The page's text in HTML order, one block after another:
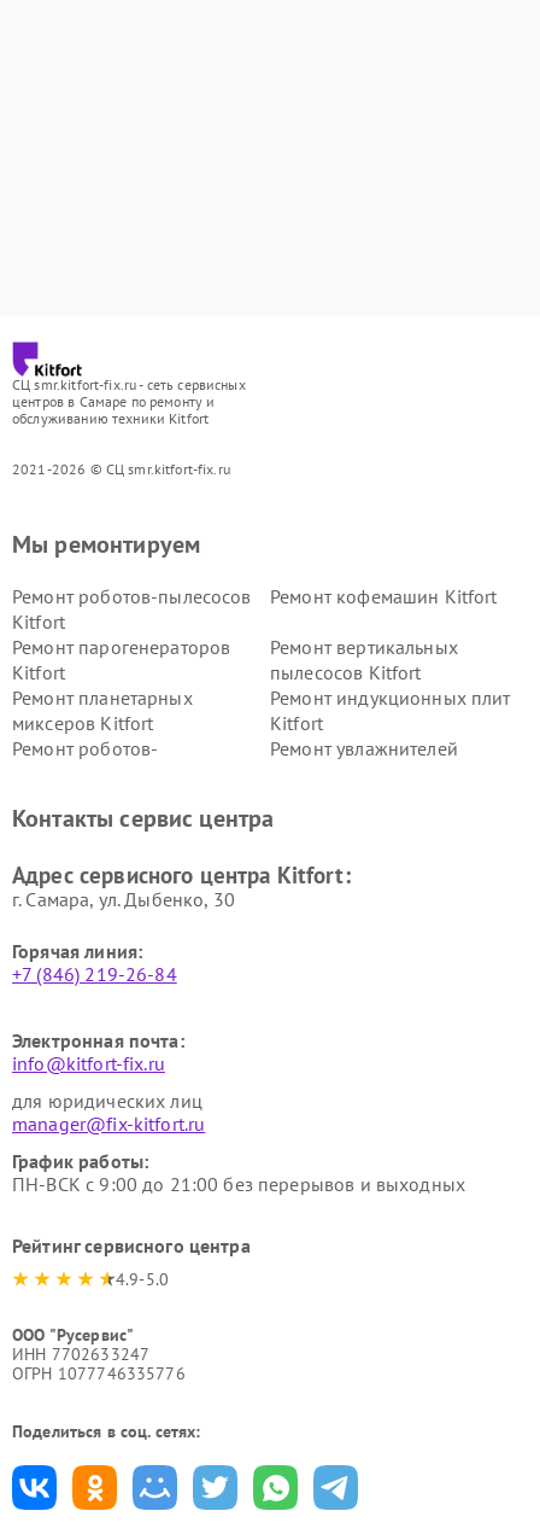
СЦ smr.kitfort-fix.ru - сеть сервисных
центров в Самаре по ремонту и
обслуживанию техники Kitfort
2021-2026 © СЦ smr.kitfort-fix.ru
Мы ремонтируем
Ремонт роботов-пылесосов
Kitfort
Ремонт кофемашин Kitfort
Ремонт парогенераторов
Kitfort
Ремонт вертикальных
пылесосов Kitfort
Ремонт планетарных
миксеров Kitfort
Ремонт индукционных плит
Kitfort
Ремонт роботов-
Ремонт увлажнителей
Kitfort
Kitfort
Kitfort
Kitfort
Контакты сервис центра
Адрес сервисного центра Kitfort:
г. Самара, ул. Дыбенко, 30
Горячая линия:
+7 (846) 219-26-84
Электронная почта:
info@kitfort-fix.ru
для юридических лиц
manager@fix-kitfort.ru
График работы:
ПН-ВСК с 9:00 до 21:00 без перерывов и выходных
Рейтинг сервисного центра
4.9-5.0
ООО "Русервис"
ИНН 7702633247
ОГРН 1077746335776
Поделиться в соц. сетях: